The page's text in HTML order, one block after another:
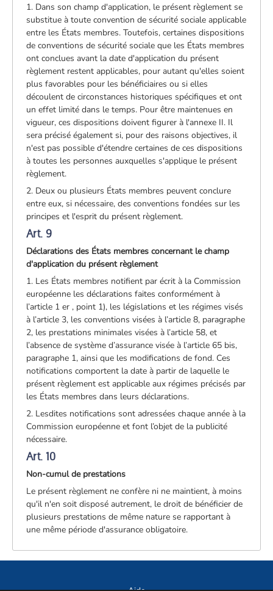
1. Dans son champ d'application, le présent règlement se
substitue à toute convention de sécurité sociale applicable
entre les États membres. Toutefois, certaines dispositions
de conventions de sécurité sociale que les États membres
ont conclues avant la date d'application du présent
règlement restent applicables, pour autant qu'elles soient
plus favorables pour les bénéficiaires ou si elles
découlent de circonstances historiques spécifiques et ont
un effet limité dans le temps. Pour être maintenues en
vigueur, ces dispositions doivent figurer à l'annexe II. Il
sera précisé également si, pour des raisons objectives, il
n'est pas possible d'étendre certaines de ces dispositions
à toutes les personnes auxquelles s'applique le présent
règlement.
2. Deux ou plusieurs États membres peuvent conclure
entre eux, si nécessaire, des conventions fondées sur les
principes et l'esprit du présent règlement.
Art. 9
Déclarations des États membres concernant le champ
d'application du présent règlement
1. Les États membres notifient par écrit à la Commission
européenne les déclarations faites conformément à
l’article 1 er , point 1), les législations et les régimes visés
à l’article 3, les conventions visées à l’article 8, paragraphe
2, les prestations minimales visées à l’article 58, et
l’absence de système d’assurance visée à l’article 65 bis,
paragraphe 1, ainsi que les modifications de fond. Ces
notifications comportent la date à partir de laquelle le
présent règlement est applicable aux régimes précisés par
les États membres dans leurs déclarations.
2. Lesdites notifications sont adressées chaque année à la
Commission européenne et font l’objet de la publicité
nécessaire.
Art. 10
Non-cumul de prestations
Le présent règlement ne confère ni ne maintient, à moins
qu'il n'en soit disposé autrement, le droit de bénéficier de
plusieurs prestations de même nature se rapportant à
une même période d'assurance obligatoire.